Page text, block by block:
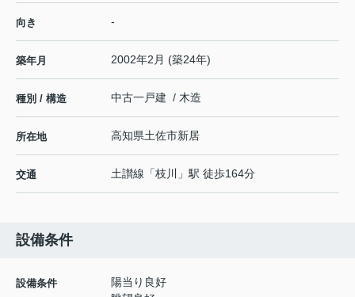
向き -
築年月 2002年2月 (築24年)
種別 / 構造 中古一戸建 / 木造
所在地 高知県土佐市新居
交通 土讃線 「枝川 」駅 徒歩164分
設備条件
設備条件
陽当り良好